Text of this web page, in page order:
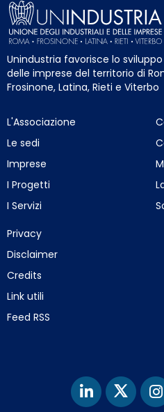
Unindustria favorisce lo sviluppo
delle imprese del territorio di
Frosinone, Latina, Rieti e Viterbo
L'Associazione
Le sedi
Imprese
I Progetti
I Servizi
Privacy
Disclaimer
Credits
Link utili
Feed RSS